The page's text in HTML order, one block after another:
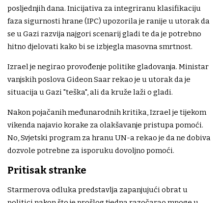
posljednjih dana. Inicijativa za integriranu klasifikaciju
faza sigurnosti hrane (IPC) upozorila je ranije u utorak da
se u Gazi razvija najgori scenarij gladi te da je potrebno
hitno djelovati kako bi se izbjegla masovna smrtnost.
Izrael je negirao provođenje politike gladovanja. Ministar
vanjskih poslova Gideon Saar rekao je u utorak da je
situacija u Gazi "teška", ali da kruže laži o gladi.
Nakon pojačanih međunarodnih kritika, Izrael je tijekom
vikenda najavio korake za olakšavanje pristupa pomoći.
No, Svjetski program za hranu UN-a rekao je da ne dobiva
dozvole potrebne za isporuku dovoljno pomoći.
Pritisak stranke
Starmerova odluka predstavlja zapanjujući obrat u